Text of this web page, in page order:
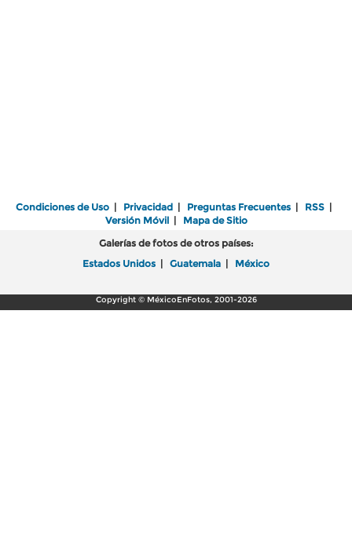
Condiciones de Uso | Privacidad | Preguntas Frecuentes | RSS |
Versión Móvil| Mapa de Sitio
Galerías de fotos de otros países:
Estados Unidos | Guatemala | México
Copyright © MéxicoEnFotos, 2001-2026